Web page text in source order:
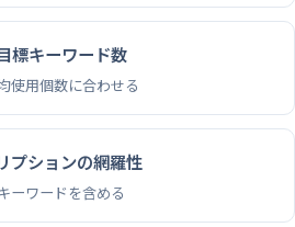
標キーワード数
使用個数に合わせる
プションの網羅性
ーワードを含める